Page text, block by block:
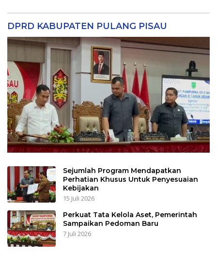
DPRD KABUPATEN PULANG PISAU
Sejumlah Program Mendapatkan
Perhatian Khusus Untuk Penyesuaian
Kebijakan
15 Juli 2026
Perkuat Tata Kelola Aset, Pemerintah
Sampaikan Pedoman Baru
7 Juli 2026